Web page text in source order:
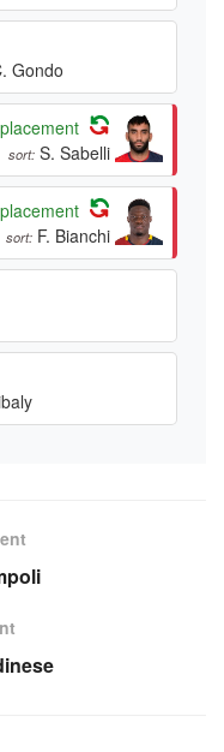
Gondo
sort: S. Sabelli
sort: F. Bianchi